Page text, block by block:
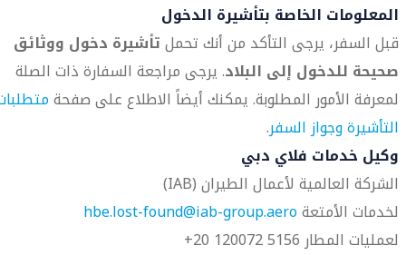
المعلومات الخاصة بتأشيرة الدخول
قبل السفر، يرجى التأكد من أنك تحملتأشيرة دخول ووثائق
صحيحة للدخول إلى البلاد. يرجى مراجعة السفارة ذات الصلة
لمعرفة الأمور المطلوبة. يمكنك أيضاً الاطلاع على صفحة
التأشيرة وجواز السفر.
وكيل خدمات فلاي دبي
الشركة العالمية لأعمال الطيران (IAB)
لخدمات الأمتعةhbe.lost-found@iab-group.aero
لعمليات المطار 5156 120072 20+